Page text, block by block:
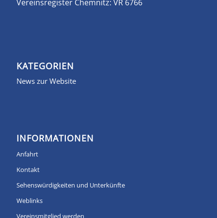
Vereinsregister Chemnitz: VR 6766
KATEGORIEN
News zur Website
INFORMATIONEN
Anfahrt
Kontakt
Sehenswürdigkeiten und Unterkünfte
Weblinks
Vereinsmitglied werden